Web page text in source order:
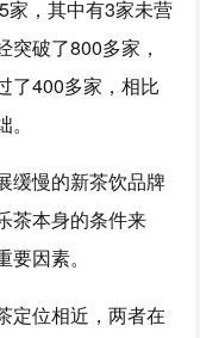
家，其中有3家未营
突破了800多家，
了400多家，相比
缓慢的新茶饮品牌
茶本身的条件来
因素。
定位相近，两者在